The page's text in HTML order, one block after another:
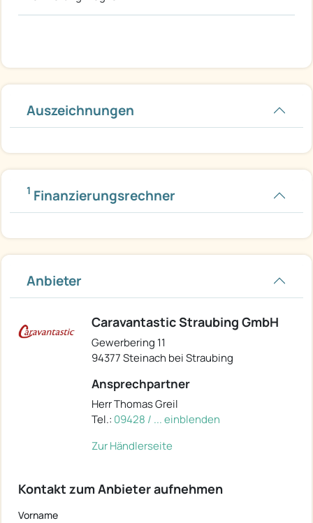
Auszeichnungen
1 Finanzierungsrechner
Anbieter
Caravantastic Straubing GmbH
Gewerbering 11
94377 Steinach bei Straubing
Ansprechpartner
Herr Thomas Greil
Tel.: 09428 / ... einblenden
Zur Händlerseite
Kontakt zum Anbieter aufnehmen
Vorname